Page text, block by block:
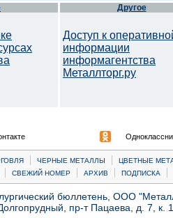
Другое
Доступ к
информации
информагентства
Металлторг.ру
| ЧЕРНЫЕ МЕТАЛЛЫ |
ЦВЕТНЫЕ
| СВЕЖИЙ НОМЕР | АРХИВ | ПОДПИСКА |
бюллетень, ООО
пр-т Пацаева, д. 7,